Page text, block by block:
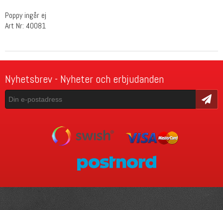
Poppy ingår ej
Art Nr: 40081
Nyhetsbrev - Nyheter och erbjudanden
Skicka